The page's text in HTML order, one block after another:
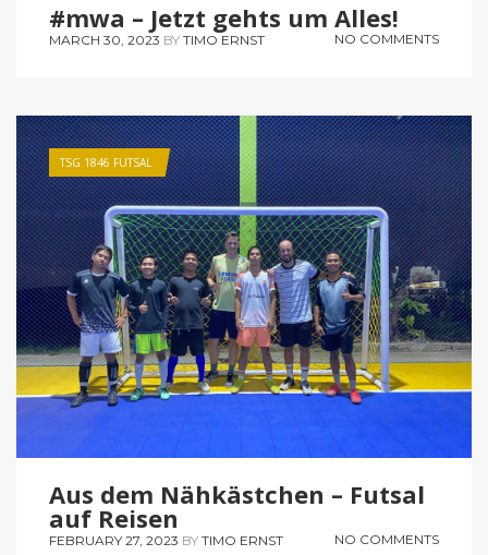
#mwa – Jetzt gehts um Alles!
MARCH 30, 2023 BY TIMO ERNST NO COMMENTS
TSG 1846 FUTSAL
Aus dem Nähkästchen – Futsal
auf Reisen
FEBRUARY 27, 2023 BY TIMO ERNST NO COMMENTS